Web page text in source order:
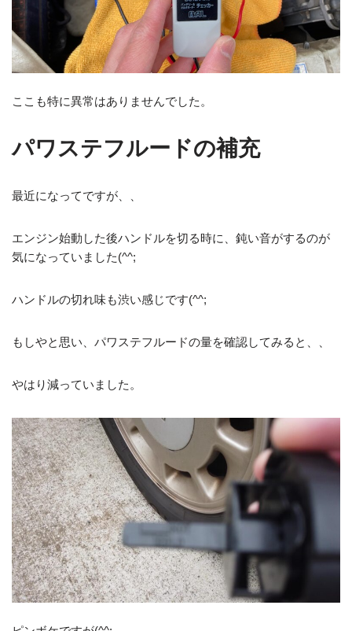
ここも特に異常はありませんでした。
パワステフルードの補充
最近になってですが、、
エンジン始動した後ハンドルを切る時に、鈍い音がするのが
気になっていました(^^;
ハンドルの切れ味も渋い感じです(^^;
もしやと思い、パワステフルードの量を確認してみると、、
やはり減っていました。